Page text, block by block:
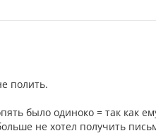
полить.
было одиноко = так как
не хотел получить